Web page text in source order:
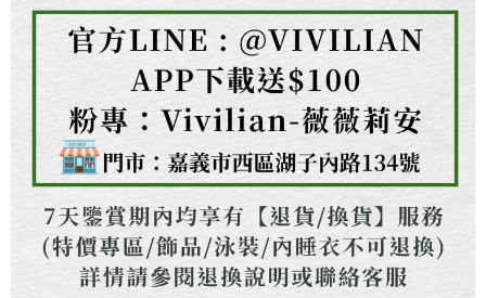
權轉讓予恩沛科技股份有限公司。
２．關於個人資料處理事宜，請瀏覽以下網址：
https://aftee.tw/terms/#terms3
３．未成年的使用者請事先徵得法定代理人或監護人之同意方可使用
「AFTEE先享後付」，若未經同意申辦者引起之損失，本公司不負相關責
４．使用「AFTEE先享後付」時，將依據個別帳號之用戶狀況，依本公司即
時審查核予不同之上限額度；若仍有額度不足之情形，本公司將視審查結果
請求用戶進行身份認證。
５．嚴禁一人註冊多個帳號或使用他人資訊註冊。若發現惡意使用之情形，
恩沛科技股份有限公司將有權停止該用戶之使用額度並採取法律行動。